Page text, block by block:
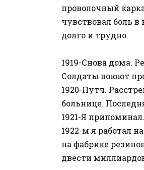
проволочный
чувствовал боль
долго и трудно.
1919-Снова дома.
Солдаты воюют
1920-Путч.
больнице.
1921-Я
1922-м я работал
на фабрике
двести